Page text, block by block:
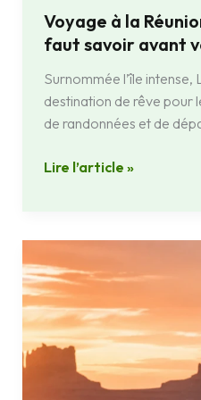
Voyage à la
faut savoir avant
Surnommée l’île intense,
destination de rêve pour
de randonnées et de
Lire l’article »
2026
:
12
meilleures
agences